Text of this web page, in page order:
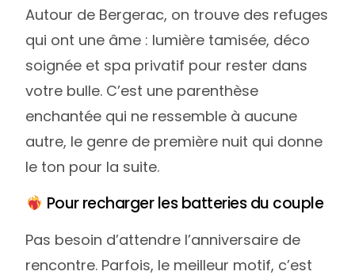
Autour de Bergerac, on trouve des refuges
qui ont une âme : lumière tamisée, déco
soignée et spa privatif pour rester dans
votre bulle. C’est une parenthèse
enchantée qui ne ressemble à aucune
autre, le genre de première nuit qui donne
le ton pour la suite.
Pour recharger les batteries du couple
Pas besoin d’attendre l’anniversaire de
rencontre. Parfois, le meilleur motif, c’est